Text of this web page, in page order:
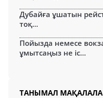
Дубайға ұшатын
тоқ...
Пойызда немесе
ұмытсаңыз не іс...
ТАНЫМАЛ